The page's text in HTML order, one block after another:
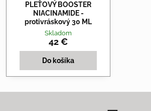
PLEŤOVÝ BOOSTER
NIACINAMIDE -
protivráskový 30 ML
Skladom
42 €
Do košíka